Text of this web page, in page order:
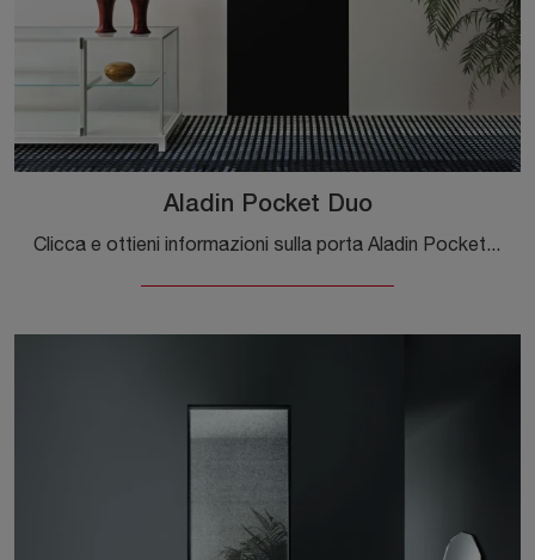
Aladin Pocket Duo
Clicca e ottieni informazioni sulla porta Aladin Pocket Duo di Glas Italia con telaio in alluminio: le più originali porte interne a filo muro ti ...